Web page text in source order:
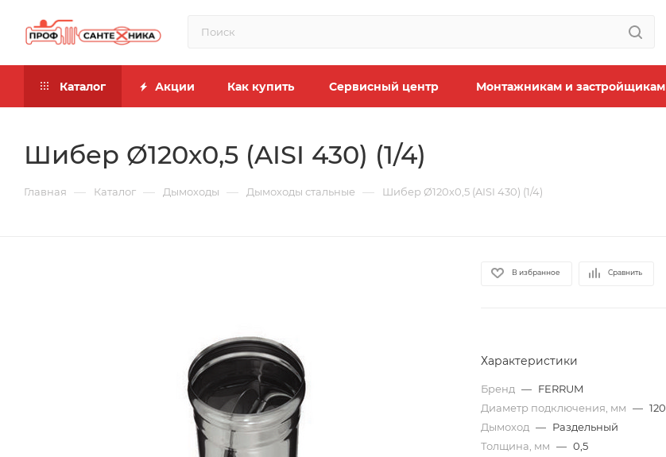
Каталог Акции Как купить Сервисный центр Монтажникам и застройщикам
Шибер Ø120х0,5 (AISI 430) (1/4)
Главная — Каталог — Дымоходы — Дымоходы стальные — Шибер Ø120х0,5 (AISI 430) (1/4)
В избранное Сравнить
Характеристики
Бренд — FERRUM
Диаметр подключения, мм — 120
Дымоход — Раздельный
Толщина, мм — 0,5